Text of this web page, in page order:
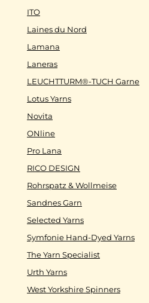
ITO
Laines du Nord
Lamana
Laneras
LEUCHTTURM®-TUCH Garne
Lotus Yarns
Novita
ONline
Pro Lana
RICO DESIGN
Rohrspatz & Wollmeise
Sandnes Garn
Selected Yarns
Symfonie Hand-Dyed Yarns
The Yarn Specialist
Urth Yarns
West Yorkshire Spinners